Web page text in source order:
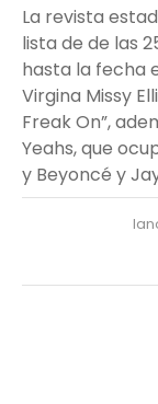
La revista
lista de de las
hasta la fecha
Virgina Missy
Freak On”,
Yeahs, que
y Beyoncé y